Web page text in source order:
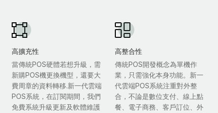
高擴充性
當傳統POS硬體若想升級，需
新購POS機更換機型，還要大
費周章的資料轉移.新一代雲端
POS系統，在訂閱期間，我們
免費系統升級更新及軟體維護
高整合性
傳統POS開發概念為單機作
業，只需強化本身功能。新一
代雲端POS系統注重對外整
合，不論是數位支付、線上點
餐、電子商務、客戶訂位、外